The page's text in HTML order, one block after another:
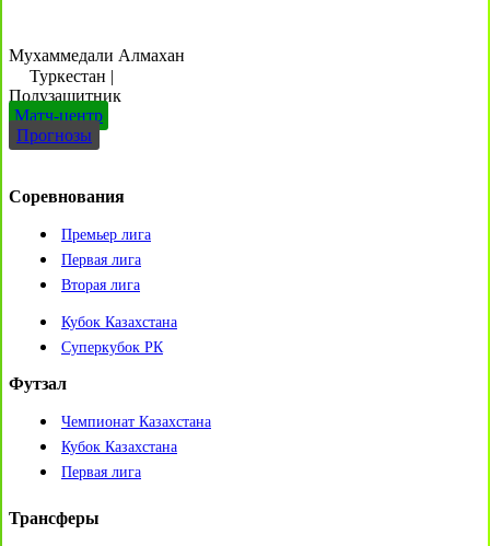
Мухаммедали Алмахан
Туркестан |
Полузащитник
Матч-центр
Прогнозы
Соревнования
Премьер лига
Первая лига
Вторая лига
Кубок Казахстана
Суперкубок РК
Футзал
Чемпионат Казахстана
Кубок Казахстана
Первая лига
Трансферы